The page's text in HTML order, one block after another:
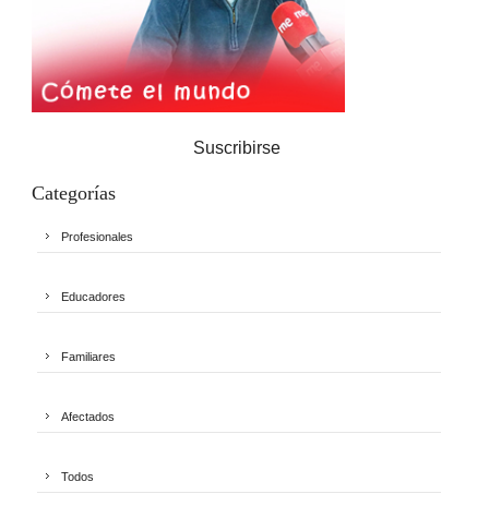
Suscribirse
Categorías
Profesionales
Educadores
Familiares
Afectados
Todos